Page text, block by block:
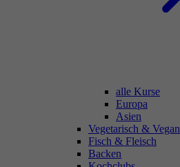
alle Kurse
Europa
Asien
Vegetarisch & Vegan
Fisch & Fleisch
Backen